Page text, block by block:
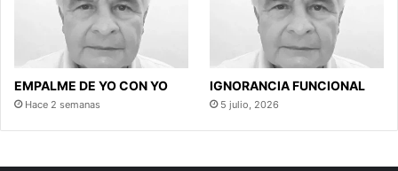
EMPALME DE YO CON YO
Hace 2 semanas
IGNORANCIA FUNCIONAL
5 julio, 2026